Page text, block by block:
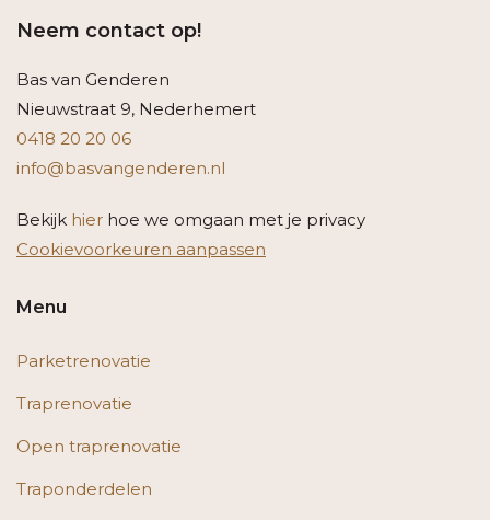
Neem contact op!
Bas van Genderen
Nieuwstraat 9, Nederhemert
0418 20 20 06
info@basvangenderen.nl
Bekijk hier hoe we omgaan met je privacy
Cookievoorkeuren aanpassen
Menu
Parketrenovatie
Traprenovatie
Open traprenovatie
Traponderdelen